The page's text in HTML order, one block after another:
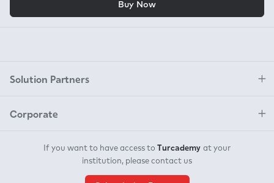
Buy Now
Solution Partners
Corporate
If you want to have access to Turcademy at your
institution, please contact us